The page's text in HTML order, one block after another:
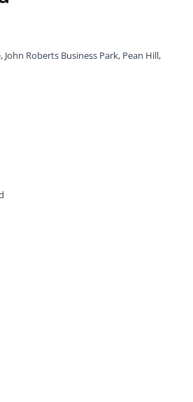
Roberts Business Park, Pean Hill,